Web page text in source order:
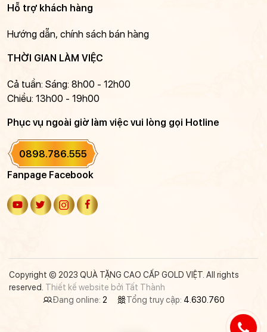
Hỗ trợ khách hàng
Hướng dẫn, chính sách bán hàng
THỜI GIAN LÀM VIỆC
Cả tuần: Sáng: 8h00 - 12h00
Chiều: 13h00 - 19h00
Phục vụ ngoài giờ làm việc vui lòng gọi Hotline
0898.786.555
Fanpage Facebook
Copyright © 2023 QUÀ TẶNG CAO CẤP GOLD VIỆT. All rights
reserved. Thiết kế website bởi Tất Thành
Đang online: 2 Tổng truy cập: 4.630.760